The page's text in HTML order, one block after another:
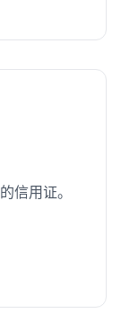
信用证。